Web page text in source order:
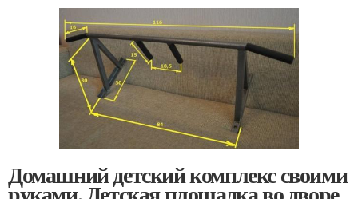
Домашний детский комплекс своими